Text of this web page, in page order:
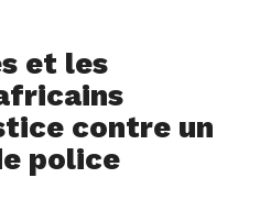
et les
contre un
police